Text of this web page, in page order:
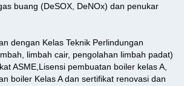
buang (DeSOX, DeNOx) dan penukar
dengan Kelas Teknik Perlindungan
limbah cair, pengolahan limbah padat)
ASME,Lisensi pembuatan boiler kelas A,
boiler Kelas A dan sertifikat renovasi dan